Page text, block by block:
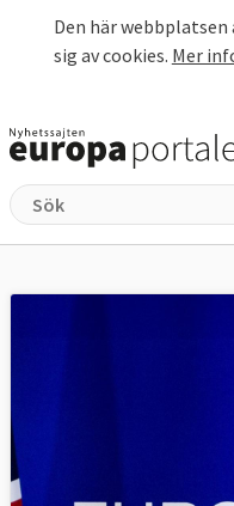
Den här webbplatsen
sig av cookies. Mer